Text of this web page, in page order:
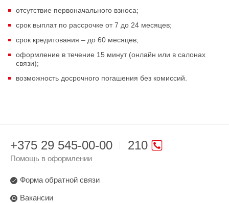
отсутствие первоначального взноса;
срок выплат по рассрочке от 7 до 24 месяцев;
срок кредитования – до 60 месяцев;
оформление в течение 15 минут (онлайн или в салонах
связи);
возможность досрочного погашения без комиссий.
210
+375 29 545-00-00
Помощь в оформлении
Форма обратной связи
Вакансии